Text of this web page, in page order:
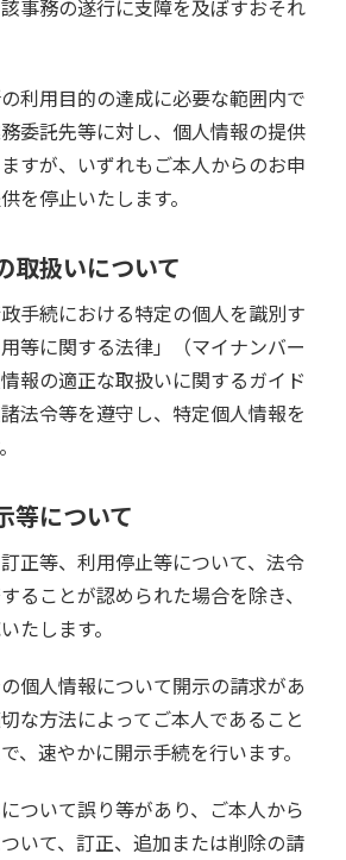
事務の遂行に支障を及ぼすおそれ
利用目的の達成に必要な範囲内で
委託先等に対し、個人情報の提供
すが、いずれもご本人からのお申
を停止いたします。
取扱いについて
手続における特定の個人を識別す
等に関する法律」（マイナンバー
報の適正な取扱いに関するガイド
法令等を遵守し、特定個人情報を
等について
正等、利用停止等について、法令
ることが認められた場合を除き、
たします。
個人情報について開示の請求があ
な方法によってご本人であること
、速やかに開示手続を行います。
ついて誤り等があり、ご本人から
いて、訂正、追加または削除の請